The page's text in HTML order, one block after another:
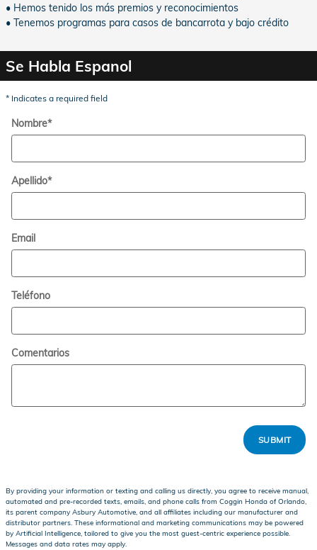
• Hemos tenido los más premios y reconocimientos
• Tenemos programas para casos de bancarrota y bajo crédito
Se Habla Espanol
* Indicates a required field
Nombre*
Apellido*
Email
Teléfono
Comentarios
SUBMIT
By providing your information or texting and calling us directly, you agree to receive manual,
automated and pre-recorded texts, emails, and phone calls from Coggin Honda of Orlando,
its parent company Asbury Automotive, and all affiliates including our manufacturer and
distributor partners. These informational and marketing communications may be powered
by Artificial Intelligence, tailored to give you the most guest-centric experience possible.
Messages and data rates may apply.